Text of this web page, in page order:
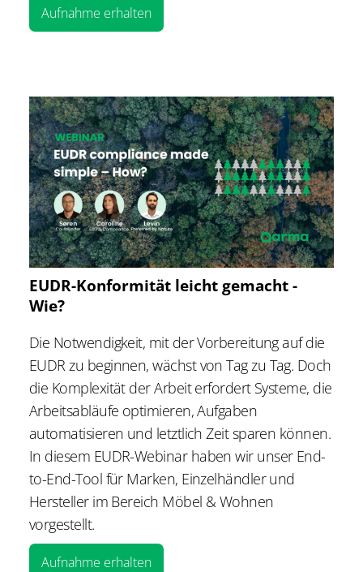
Aufnahme erhalten
EUDR-Konformität leicht gemacht -
Wie?
Die Notwendigkeit, mit der Vorbereitung auf die
EUDR zu beginnen, wächst von Tag zu Tag. Doch
die Komplexität der Arbeit erfordert Systeme, die
Arbeitsabläufe optimieren, Aufgaben
automatisieren und letztlich Zeit sparen können.
In diesem EUDR-Webinar haben wir unser End-
to-End-Tool für Marken, Einzelhändler und
Hersteller im Bereich Möbel & Wohnen
vorgestellt.
Aufnahme erhalten